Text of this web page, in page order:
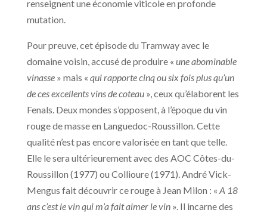
renseignent une économie viticole en profonde
mutation.
Pour preuve, cet épisode du Tramway avec le
domaine voisin, accusé de produire « une abominable
vinasse» mais « qui rapporte cinq ou six fois plus qu’un
de ces excellents vins de coteau », ceux qu’élaborent les
Fenals. Deux mondes s’opposent, à l’époque du vin
rouge de masse en Languedoc-Roussillon. Cette
qualité n’est pas encore valorisée en tant que telle.
Elle le sera ultérieurement avec des AOC Côtes-du-
Roussillon (1977) ou Collioure (1971). André Vick-
Mengus fait découvrir ce rouge à Jean Milon : « A 18
ans c’est le vin qui m’a fait aimer le vin». Il incarne des